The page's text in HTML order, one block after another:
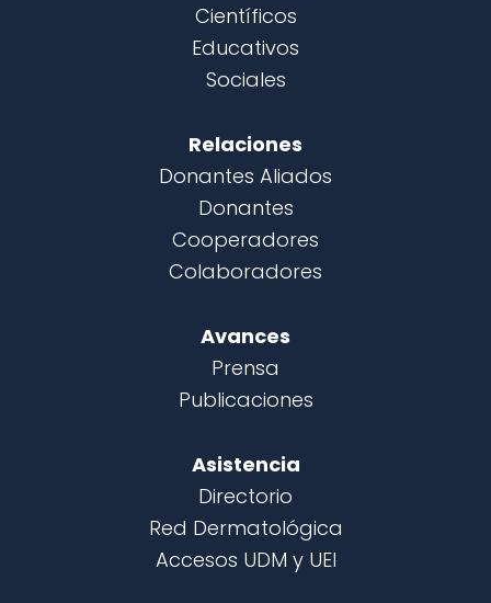
Científicos
Educativos
Sociales
Relaciones
Donantes Aliados
Donantes
Cooperadores
Colaboradores
Avances
Prensa
Publicaciones
Asistencia
Directorio
Red Dermatológica
Accesos UDM y UEI